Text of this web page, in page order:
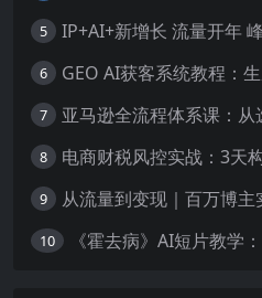
5
6
7
8
9
10